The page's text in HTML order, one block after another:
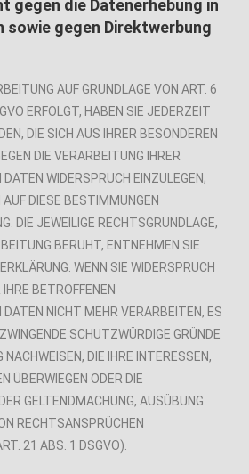
gegen die Datenerhebung in
sowie gegen Direktwerbung
AUF GRUNDLAGE VON ART. 6
ERFOLGT, HABEN SIE JEDERZEIT
DIE SICH AUS IHRER BESONDEREN
DIE VERARBEITUNG IHRER
WIDERSPRUCH EINZULEGEN;
AUF DIESE BESTIMMUNGEN
DIE JEWEILIGE RECHTSGRUNDLAGE,
BERUHT, ENTNEHMEN SIE
WENN SIE WIDERSPRUCH
IHRE BETROFFENEN
DATEN NICHT MEHR VERARBEITEN, ES
SCHUTZWÜRDIGE GRÜNDE
NACHWEISEN, DIE IHRE INTERESSEN,
ÜBERWIEGEN ODER DIE
GELTENDMACHUNG, AUSÜBUNG
RECHTSANSPRÜCHEN
21 ABS. 1 DSGVO).